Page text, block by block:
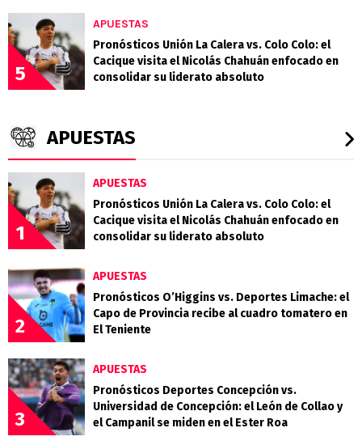
5
APUESTAS
Pronósticos Unión La Calera vs. Colo Colo: el
Cacique visita el Nicolás Chahuán enfocado en
consolidar su liderato absoluto
APUESTAS
1
APUESTAS
Pronósticos Unión La Calera vs. Colo Colo: el
Cacique visita el Nicolás Chahuán enfocado en
consolidar su liderato absoluto
2
APUESTAS
Pronósticos O’Higgins vs. Deportes Limache: el
Capo de Provincia recibe al cuadro tomatero en
El Teniente
3
APUESTAS
Pronósticos Deportes Concepción vs.
Universidad de Concepción: el León de Collao y
el Campanil se miden en el Ester Roa